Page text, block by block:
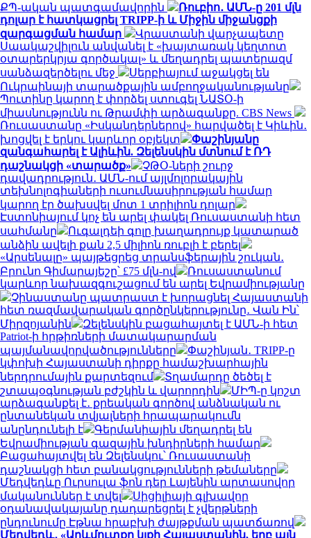
ՔՊ-ական պատգամավորին
Ռուբիո․ ԱՄՆ-ը 201 մլն
դոլար է հատկացրել TRIPP-ի և Միջին միջանցքի
զարգացման համար
Վրաստանի վարչապետը
Սաակաշվիլուն անվանել է «խայտառակ կեղտոտ
օտարերկրյա գործակալ» և մեղադրել պատերազմ
սանձազերծելու մեջ
Սերբիայում աջակցել են
Ուկրաինայի տարածքային ամբողջականությանը
Պուտինը կարող է փորձել ստուգել ՆԱՏՕ-ի
միասնությունն ու Թրամփի արձագանքը. CBS News
Ռուսաստանը «Իսկանդերներով» հարվածել է Կիևին․
խոցվել է երկու կարևոր օբյեկտ
Փաշինյանը
զանգահարել է Ալիևին. Զելենսկին մտնում է ՌԴ
դաշնակցի «տարածք»
ՉԹՕ-ների շուրջ
դավադրություն․ ԱՄՆ-ում այլմոլորակային
տեխնոլոգիաների ուսումնասիրության համար
կարող էր ծախսվել մոտ 1 տրիլիոն դոլար
Էստոնիայում կոչ են արել փակել Ռուսաստանի հետ
սահմանը
Ուգալդեի գոլը խաղադրույք կատարած
անձին ավելի քան 2,5 միլիոն ռուբլի է բերել
«Արսենալը» պայթեցրեց տրանսֆերային շուկան․
Բրունո Գիմարայեշը՝ £75 մլն-ով
Ռուսաստանում
կարևոր նախազգուշացում են արել Եվրամիությանը
Չինաստանը պատրաստ է խորացնել Հայաստանի
հետ ռազմավարական գործընկերությունը․ Վան Ին՝
Միրզոյանին
Զելենսկին բացահայտել է ԱՄՆ-ի հետ
Patriot-ի հրթիռների մատակարարման
պայմանավորվածությունները
Փաշինյան․ TRIPP-ը
կփոխի Հայաստանի դիրքը համաշխարհային
ներդրումային քարտեզում
Տղամարդը ծեծել է
շտապօգնության բժշկին և վարորդին
ՄԻՊ-ը կոշտ
արձագանքել է․ քրեական գործով անձնական ու
ընտանեկան տվյալների հրապարակումն
անընդունելի է
Գերմանիային մեղադրել են
Եվրամիության գազային խնդիրների համար
Բացահայտվել են Զելենսկու՝ Ռուսաստանի
դաշնակցի հետ բանակցությունների թեմաները
Մեդվեդևը Ուրսուլա ֆոն դեր Լայենին արտասովոր
մականուններ է տվել
Սիցիլիայի գլխավոր
օդանավակայանը դադարեցրել է չվերթների
ընդունումը Էթնա հրաբխի ժայթքման պատճառով
Մեդվեդև․ «Արևմուտքը կլքի Հայաստանին, երբ այն